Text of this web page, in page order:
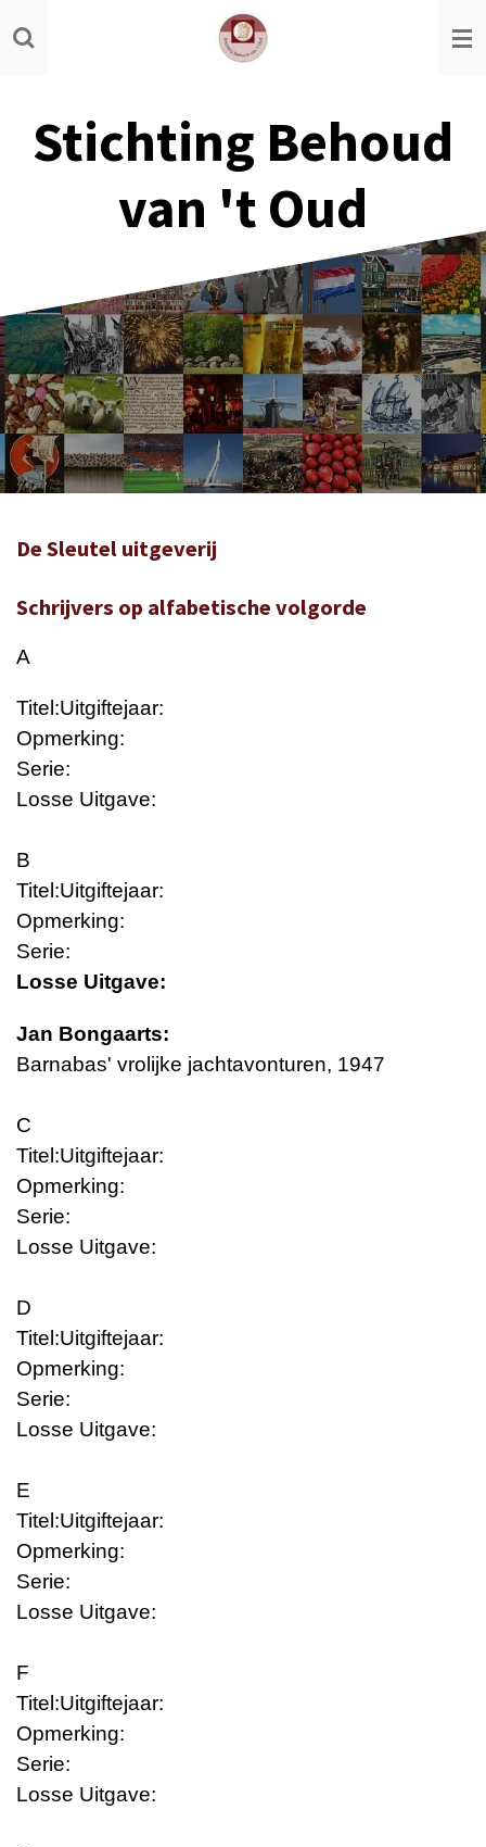
Ga
direct
hoofdinhoud
Stichting Behoud
van 't Oud
De Sleutel uitgeverij
Schrijvers op alfabetische volgorde
A
Titel:Uitgiftejaar:
Opmerking:
Serie:
Losse Uitgave:
B
Titel:Uitgiftejaar:
Opmerking:
Serie:
Losse Uitgave:
Jan Bongaarts:
Barnabas' vrolijke jachtavonturen, 1947
C
Titel:Uitgiftejaar:
Opmerking:
Serie:
Losse Uitgave:
D
Titel:Uitgiftejaar:
Opmerking:
Serie:
Losse Uitgave:
E
Titel:Uitgiftejaar:
Opmerking:
Serie:
Losse Uitgave:
F
Titel:Uitgiftejaar:
Opmerking:
Serie:
Losse Uitgave: